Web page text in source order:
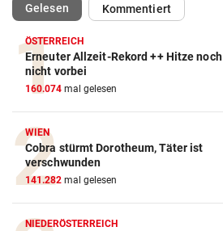
Gelesen(ausgewählt)Kommentiert
ÖSTERREICH
Erneuter Allzeit-Rekord ++ Hitze noch
nicht vorbei
160.074 mal gelesen
WIEN
Cobra stürmt Dorotheum, Täter ist
verschwunden
141.282 mal gelesen
NIEDERÖSTERREICH